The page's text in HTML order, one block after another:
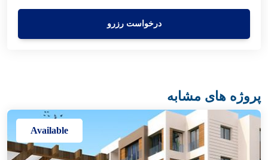
درخواست رزرو
پروژه های مشابه
Available